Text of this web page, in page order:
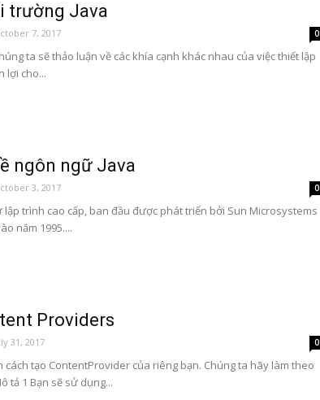
trường Java
7, 2017 0
ta sẽ thảo luận về các khía cạnh khác nhau của việc thiết lập
lợi cho...
ngôn ngữ Java
3, 2017 0
lập trình cao cấp, ban đầu được phát triển bởi Sun Microsystems
năm 1995....
Providers
31, 2017 0
cách tạo ContentProvider của riêng bạn. Chúng ta hãy làm theo
tả 1 Bạn sẽ sử dụng...